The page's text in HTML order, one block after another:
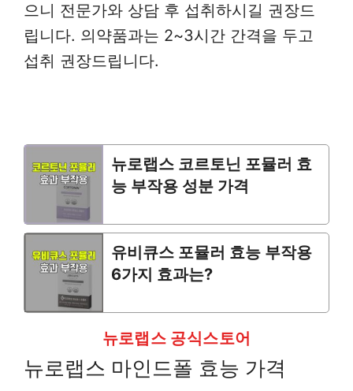
으니 전문가와 상담 후 섭취하시길 권장드
립니다. 의약품과는 2~3시간 간격을 두고
섭취 권장드립니다.
뉴로랩스 코르토닌 포뮬러 효
능 부작용 성분 가격
유비큐스 포뮬러 효능 부작용
6가지 효과는?
뉴로랩스 공식스토어
뉴로랩스 마인드폴 효능 가격